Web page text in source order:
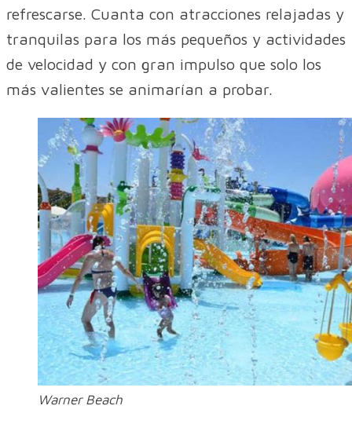
refrescarse. Cuanta con atracciones relajadas y
tranquilas para los más pequeños y actividades
de velocidad y con gran impulso que solo los
más valientes se animarían a probar.
Warner Beach